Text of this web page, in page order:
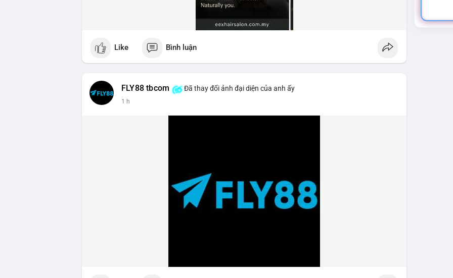
Like Bình luận
FLY88 tbcom Đã thay đổi ảnh đại diện của anh ấy
1 h